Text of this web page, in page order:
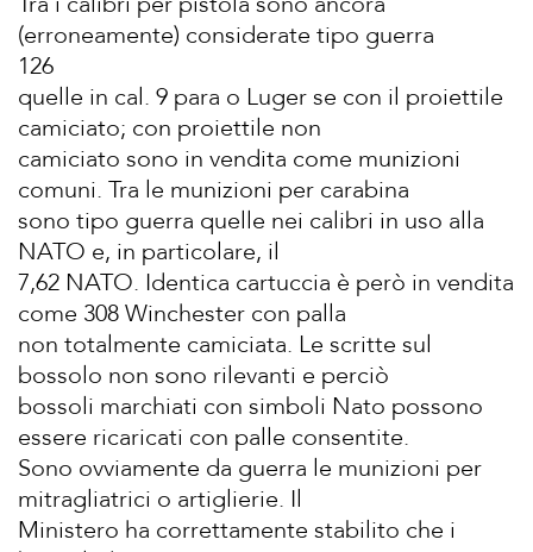
(erroneamente) considerate tipo guerra
126
quelle in cal. 9 para o Luger se con il proiettile
camiciato; con proiettile non
camiciato sono in vendita come munizioni
comuni. Tra le munizioni per carabina
sono tipo guerra quelle nei calibri in uso alla
NATO e, in particolare, il
7,62 NATO. Identica cartuccia è però in vendita
come 308 Winchester con palla
non totalmente camiciata. Le scritte sul
bossolo non sono rilevanti e perciò
bossoli marchiati con simboli Nato possono
essere ricaricati con palle consentite.
Sono ovviamente da guerra le munizioni per
mitragliatrici o artiglierie. Il
Ministero ha correttamente stabilito che i